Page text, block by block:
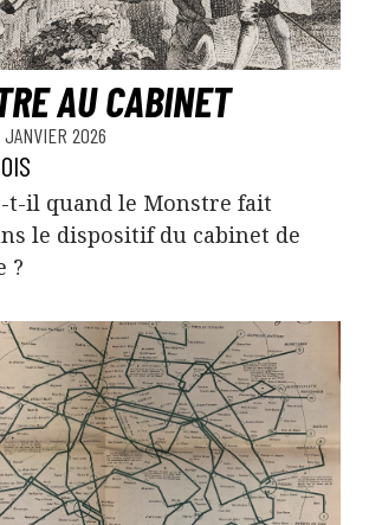
AU CABINET
JANVIER 2026
t-il quand le Monstre fait
le dispositif du cabinet de
?